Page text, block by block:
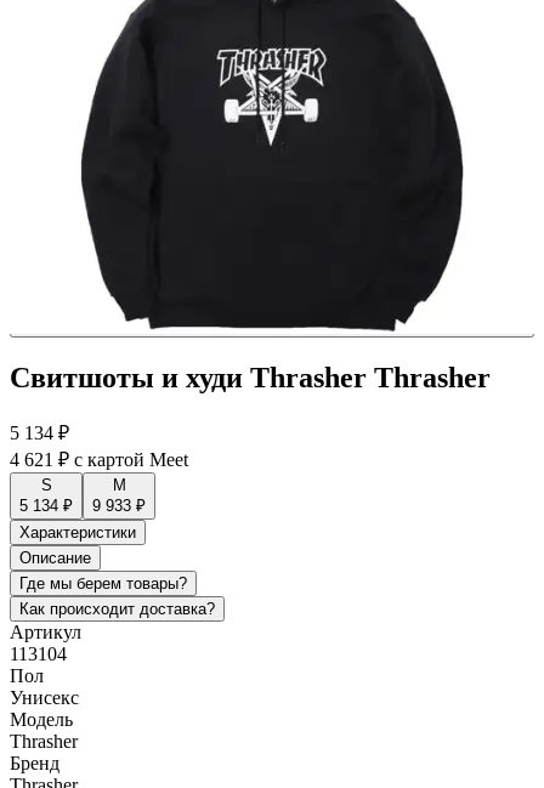
Свитшоты и худи Thrasher Thrasher
5 134 ₽
4 621 ₽ с картой Meet
S
5 134 ₽
M
9 933 ₽
Характеристики
Описание
Где мы берем товары?
Как происходит доставка?
Артикул
113104
Пол
Унисекс
Модель
Thrasher
Бренд